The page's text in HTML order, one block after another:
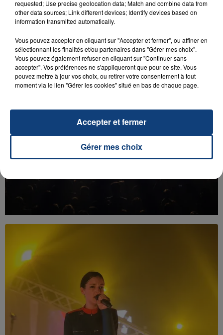
requested; Use precise geolocation data; Match and combine data from
other data sources; Link different devices; Identify devices based on
information transmitted automatically.
Vous pouvez accepter en cliquant sur "Accepter et fermer", ou affiner en
sélectionnant les finalités et/ou partenaires dans "Gérer mes choix".
Vous pouvez également refuser en cliquant sur "Continuer sans
accepter". Vos préférences ne s'appliqueront que pour ce site. Vous
pouvez mettre à jour vos choix, ou retirer votre consentement à tout
moment via le lien "Gérer les cookies" situé en bas de chaque page.
Gérer mes choix
Accepter et fermer